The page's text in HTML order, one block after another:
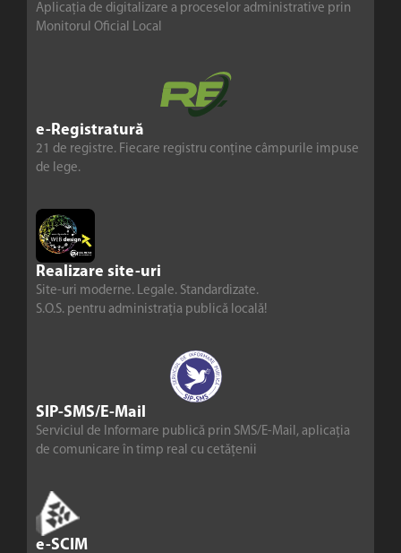
Aplicația de digitalizare a proceselor administrative prin
Monitorul Oficial Local
e-Registratură
21 de registre. Fiecare registru conține câmpurile impuse
de lege.
Realizare site-uri
Site-uri moderne. Legale. Standardizate.
S.O.S. pentru administrația publică locală!
SIP-SMS/E-Mail
Serviciul de Informare publică prin SMS/E-Mail, aplicația
de comunicare în timp real cu cetățenii
e-SCIM